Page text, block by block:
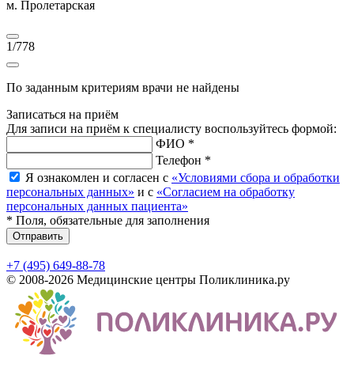
м. Пролетарская
1/778
По заданным критериям врачи не найдены
Записаться на приём
Для записи на приём к специалисту воспользуйтесь формой:
ФИО *
Телефон *
Я ознакомлен и согласен с «Условиями сбора и обработки
персональных данных» и с «Согласием на обработку
персональных данных пациента»
* Поля, обязательные для заполнения
Отправить
+7 (495) 649-88-78
© 2008-2026 Медицинские центры Поликлиника.ру